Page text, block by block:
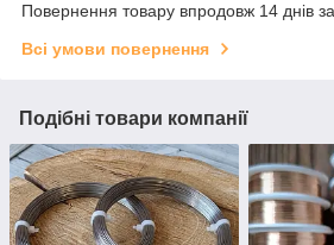
Повернення товару впродовж 14 днів
Всі умови повернення
Подібні товари компанії